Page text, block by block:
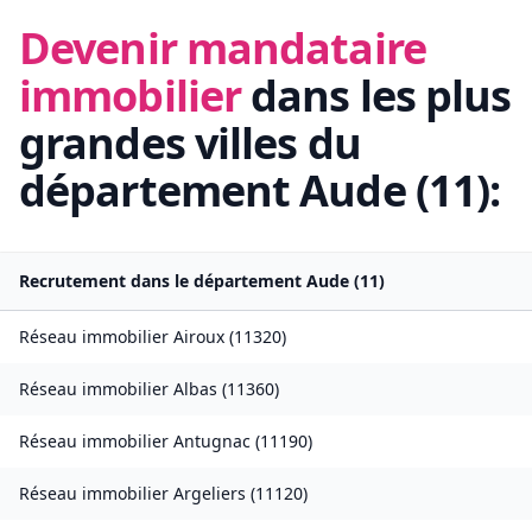
Devenir mandataire
immobilierdans les plus
grandes villes du
départementAude(11):
Recrutement dans le département Aude (11)
Réseau immobilier Airoux (11320)
Réseau immobilier Albas (11360)
Réseau immobilier Antugnac (11190)
Réseau immobilier Argeliers (11120)